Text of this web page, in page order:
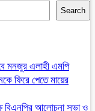
Search
মনজুর এলাহী এমপি
ফিরে পেতে মায়ের
বিএনপির আলোচনা সভা ও